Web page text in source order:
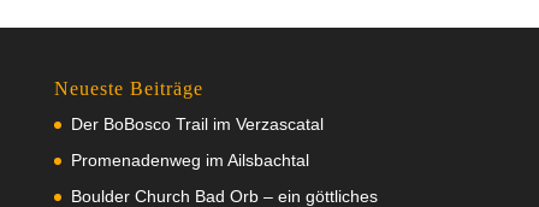
Neueste Beiträge
Der BoBosco Trail im Verzascatal
Promenadenweg im Ailsbachtal
Boulder Church Bad Orb – ein göttliches